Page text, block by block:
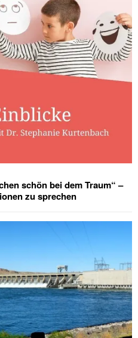
schön bei dem Traum“ –
zu sprechen